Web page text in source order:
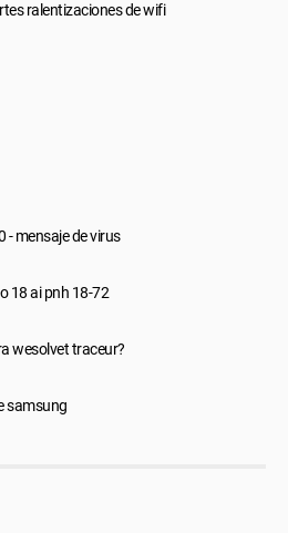
ralentizaciones de wifi
- mensaje de virus
18 ai pnh 18-72
wesolvet traceur?
samsung